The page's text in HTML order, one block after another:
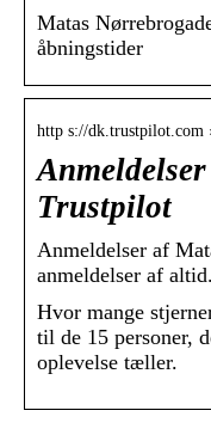
Matas
åbningstider
http s://dk.trustpilot.com
Trustpilot
Anmeldelser af
anmeldelser af
Hvor mange
til de 15 personer,
oplevelse tæller.